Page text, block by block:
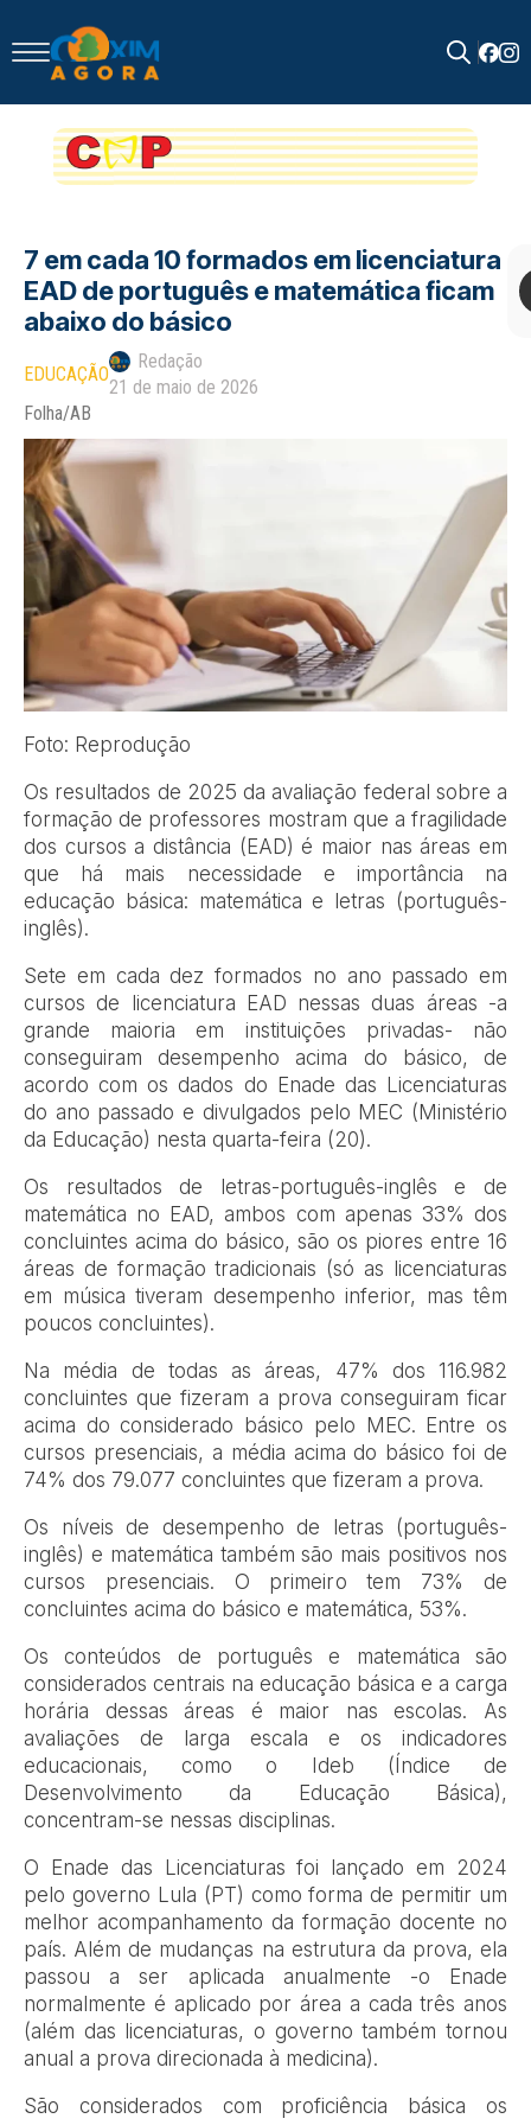
for:
7 em cada 10 formados em licenciatura
EAD de português e matemática ficam
abaixo do básico
EDUCAÇÃO
Redação
21 de maio de 2026
Folha/AB
Foto: Reprodução
Os resultados de 2025 da avaliação federal sobre a
formação de professores mostram que a fragilidade
dos cursos a distância (EAD) é maior nas áreas em
que há mais necessidade e importância na
educação básica: matemática e letras (português-
inglês).
Sete em cada dez formados no ano passado em
cursos de licenciatura EAD nessas duas áreas -a
grande maioria em instituições privadas- não
conseguiram desempenho acima do básico, de
acordo com os dados do Enade das Licenciaturas
do ano passado e divulgados pelo MEC (Ministério
da Educação) nesta quarta-feira (20).
Os resultados de letras-português-inglês e de
matemática no EAD, ambos com apenas 33% dos
concluintes acima do básico, são os piores entre 16
áreas de formação tradicionais (só as licenciaturas
em música tiveram desempenho inferior, mas têm
poucos concluintes).
Na média de todas as áreas, 47% dos 116.982
concluintes que fizeram a prova conseguiram ficar
acima do considerado básico pelo MEC. Entre os
cursos presenciais, a média acima do básico foi de
74% dos 79.077 concluintes que fizeram a prova.
Os níveis de desempenho de letras (português-
inglês) e matemática também são mais positivos nos
cursos presenciais. O primeiro tem 73% de
concluintes acima do básico e matemática, 53%.
Os conteúdos de português e matemática são
considerados centrais na educação básica e a carga
horária dessas áreas é maior nas escolas. As
avaliações de larga escala e os indicadores
educacionais, como o Ideb (Índice de
Desenvolvimento da Educação Básica),
concentram-se nessas disciplinas.
O Enade das Licenciaturas foi lançado em 2024
pelo governo Lula (PT) como forma de permitir um
melhor acompanhamento da formação docente no
país. Além de mudanças na estrutura da prova, ela
passou a ser aplicada anualmente -o Enade
normalmente é aplicado por área a cada três anos
(além das licenciaturas, o governo também tornou
anual a prova direcionada à medicina).
São considerados com proficiência básica os